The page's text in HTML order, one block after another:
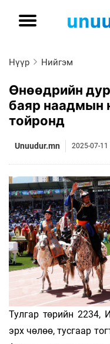
Нүүр Нийгэм
Өнөөдрийн
баяр наадмын
тойронд
Unuudur.mn 2025-07-11
Тулгар төрийн 2234,
эрх чөлөө, тусгаар